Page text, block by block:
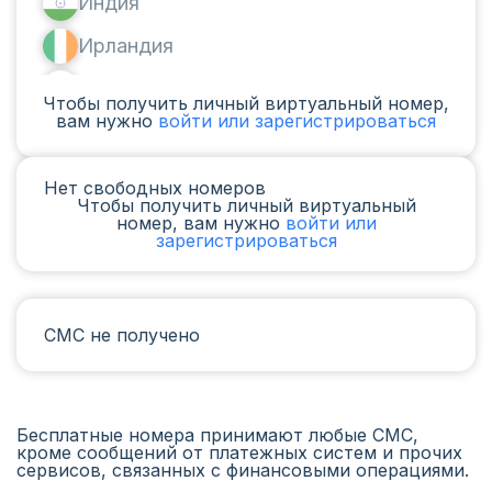
Ирландия
Аргентина
Чад
Иран
Чехия
Чтобы получить личный виртуальный номер,
вам нужно войти или зарегистрироваться
Нет свободных номеров
Чтобы получить личный виртуальный
номер, вам нужно войти или
зарегистрироваться
СМС не получено
Бесплатные номера принимают любые СМС,
кроме сообщений от платежных систем и прочих
сервисов, связанных с финансовыми операциями.